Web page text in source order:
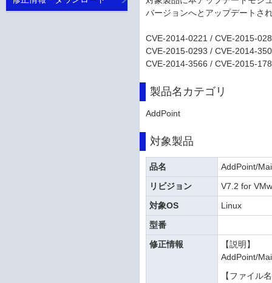
バージョンへとアップデートさ
CVE-2014-0221 / CVE-2015-
CVE-2015-0293 / CVE-2014-
CVE-2014-3566 / CVE-2015-
製品名カテゴリ
AddPoint
対象製品
品名
AddPoint/
リビジョン
V7.2 for
対象OS
Linux
型番
修正情報
【説明】
AddPoint/
【ファイル